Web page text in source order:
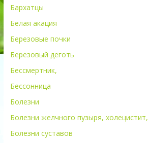
Бархатцы
Белая акация
Березовые почки
Березовый деготь
Бессмертник,
Бессонница
Болезни
Болезни желчного пузыря,
Болезни суставов